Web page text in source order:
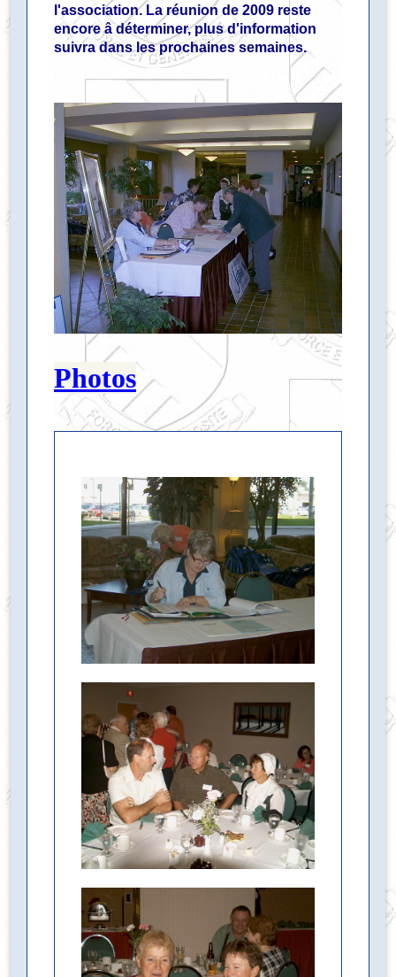
l'association. La réunion de 2009 reste
encore â déterminer, plus d'information
suivra dans les prochaines semaines.
Photos